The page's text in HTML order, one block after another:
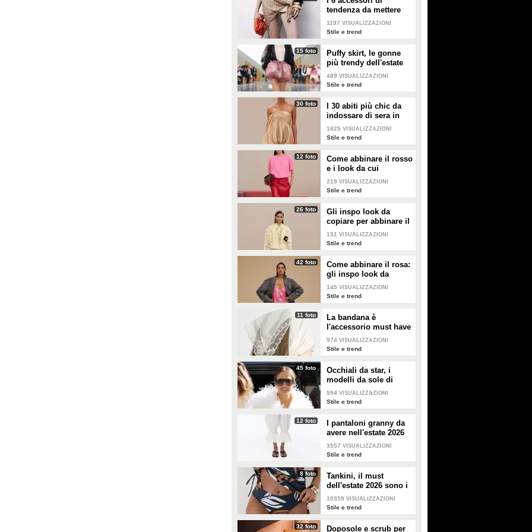
tendenza da mettere
nella valigia dell'estate
2026
1197 VISUALIZZAZIONI
Stile e trend
15 foto
Puffy skirt, le gonne
più trendy dell'estate
2026 sono quelle a
palloncino
489 VISUALIZZAZIONI
Stile e trend
30 foto
I 30 abiti più chic da
indossare di sera in
estate
1825 VISUALIZZAZIONI
Stile e trend
12 foto
Come abbinare il rosso
e i look da cui
prendere ispirazione
219 VISUALIZZAZIONI
Stile e trend
26 foto
Gli inspo look da
copiare per abbinare il
giallo
151 VISUALIZZAZIONI
Stile e trend
42 foto
Come abbinare il rosa:
gli inspo look da
copiare
145 VISUALIZZAZIONI
Stile e trend
11 foto
La bandana è
l'accessorio must have
dell'estate 2026: i
modelli di tendenza
974 VISUALIZZAZIONI
Stile e trend
45 foto
Occhiali da star, i
modelli da sole di
tendenza per l'estate
2026
594 VISUALIZZAZIONI
Stile e trend
12 foto
I pantaloni granny da
avere nell'estate 2026
3557 VISUALIZZAZIONI
Stile e trend
8 foto
Tankini, il must
dell'estate 2026 sono i
costumi con la canotta
10359 VISUALIZZAZIONI
Stile e trend
32 foto Doposole e scrub per
brillante abito blu, sono apparsi
innamorati e sorridenti. "È
sempre un sogno essere qui", ha
scritto Natalia sui social.